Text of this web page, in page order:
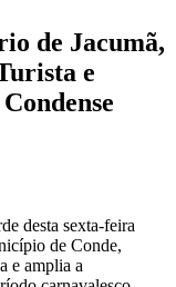
de Jacumã,
e
desta sexta-feira
de Conde,
e amplia a